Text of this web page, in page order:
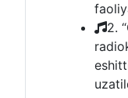
2.